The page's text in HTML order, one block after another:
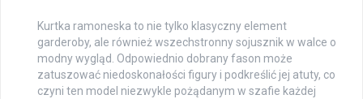
Kurtka ramoneska to nie tylko klasyczny element
garderoby, ale również wszechstronny sojusznik w walce o
modny wygląd. Odpowiednio dobrany fason może
zatuszować niedoskonałości figury i podkreślić jej atuty, co
czyni ten model niezwykle pożądanym w szafie każdej